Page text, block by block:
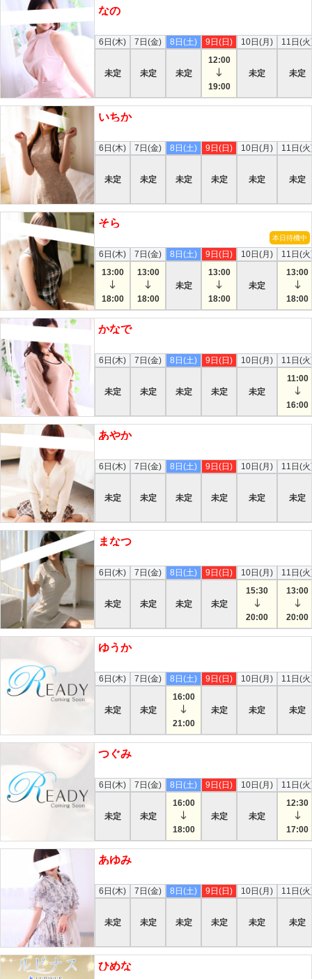
なの
6日(木)
未定
7日(金)
未定
8日(土)
未定
9日(日)
12:00
19:00
10日(月)
未定
11日(
未定
いちか
6日(木)
未定
7日(金)
未定
8日(土)
未定
9日(日)
未定
10日(月)
未定
11日(
未定
そら
本日待機中
6日(木)
13:00
18:00
7日(金)
13:00
18:00
8日(土)
未定
9日(日)
13:00
18:00
10日(月)
未定
11日(
13:00
18:00
かなで
6日(木)
未定
7日(金)
未定
8日(土)
未定
9日(日)
未定
10日(月)
未定
11日(
11:00
16:00
あやか
6日(木)
未定
7日(金)
未定
8日(土)
未定
9日(日)
未定
10日(月)
未定
11日(
未定
まなつ
6日(木)
未定
7日(金)
未定
8日(土)
未定
9日(日)
未定
10日(月)
15:30
20:00
11日(
13:00
20:00
ゆうか
6日(木)
未定
7日(金)
未定
8日(土)
16:00
21:00
9日(日)
未定
10日(月)
未定
11日(
未定
つぐみ
6日(木)
未定
7日(金)
未定
8日(土)
16:00
18:00
9日(日)
未定
10日(月)
未定
11日(
12:30
17:00
あゆみ
6日(木)
未定
7日(金)
未定
8日(土)
未定
9日(日)
未定
10日(月)
未定
11日(
未定
ひめな